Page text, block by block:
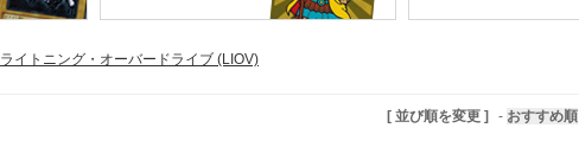
ライトニング・オーバードライブ (LIOV)
[ 並び順を変更 ] - おすすめ順